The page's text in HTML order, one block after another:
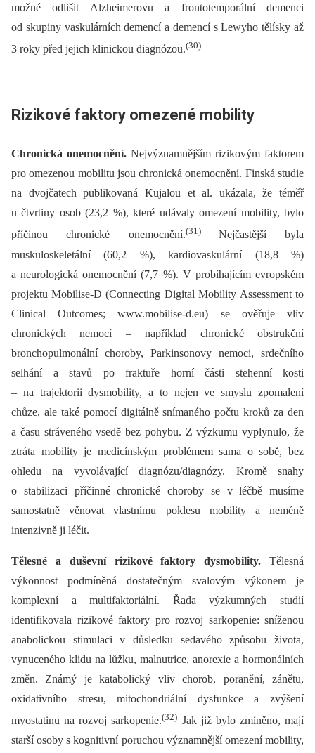
možné odlišit Alzheimerovu a frontotemporální demenci
od skupiny vaskulárních demencí a demencí s Lewyho tělísky až
3 roky před jejich klinickou diagnózou.(30)
Rizikové faktory omezené mobility
Chronická onemocnění. Nejvýznamnějším rizikovým faktorem
pro omezenou mobilitu jsou chronická onemocnění. Finská studie
na dvojčatech publikovaná Kujalou et al. ukázala, že téměř
u čtvrtiny osob (23,2 %), které udávaly omezení mobility, bylo
příčinou chronické onemocnění.(31) Nejčastější byla
muskuloskeletální (60,2 %), kardiovaskulární (18,8 %)
a neurologická onemocnění (7,7 %). V probíhajícím evropském
projektu Mobilise-D (Connecting Digital Mobility Assessment to
Clinical Outcomes; www.mobilise-d.eu) se ověřuje vliv
chronických nemocí –⁠ například chronické obstrukční
bronchopulmonální choroby, Parkinsonovy nemoci, srdečního
selhání a stavů po fraktuře horní části stehenní kosti
–⁠ na trajektorii dysmobility, a to nejen ve smyslu zpomalení
chůze, ale také pomocí digitálně snímaného počtu kroků za den
a času stráveného vsedě bez pohybu. Z výzkumu vyplynulo, že
ztráta mobility je medicínským problémem sama o sobě, bez
ohledu na vyvolávající diagnózu/diagnózy. Kromě snahy
o stabilizaci příčinné chronické choroby se v léčbě musíme
samostatně věnovat vlastnímu poklesu mobility a neméně
intenzivně ji léčit.
Tělesné a duševní rizikové faktory dysmobility. Tělesná
výkonnost podmíněná dostatečným svalovým výkonem je
komplexní a multifaktoriální. Řada výzkumných studií
identifikovala rizikové faktory pro rozvoj sarkopenie: sníženou
anabolickou stimulaci v důsledku sedavého způsobu života,
vynuceného klidu na lůžku, malnutrice, anorexie a hormonálních
změn. Známý je katabolický vliv chorob, poranění, zánětu,
oxidativního stresu, mitochondriální dysfunkce a zvýšení
myostatinu na rozvoj sarkopenie.(32) Jak již bylo zmíněno, mají
starší osoby s kognitivní poruchou významnější omezení mobility,